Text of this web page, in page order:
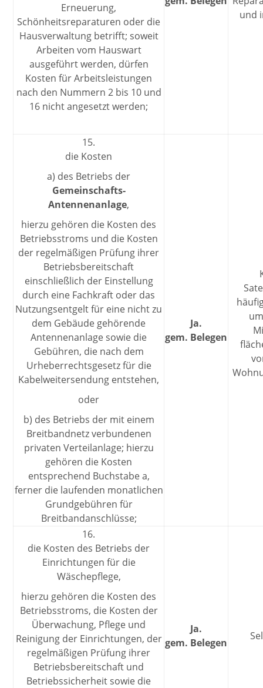
Erneuerung,
Schönheitsreparaturen oder die
Hausverwaltung betrifft; soweit
Arbeiten vom Hauswart
ausgeführt werden, dürfen
Kosten für Arbeitsleistungen
nach den Nummern 2 bis 10 und
16 nicht angesetzt werden;
und
15.
die Kosten
a) des Betriebs der
Gemeinschafts-
Antennenanlage,
hierzu gehören die Kosten des
Betriebsstroms und die Kosten
der regelmäßigen Prüfung ihrer
Betriebsbereitschaft
einschließlich der Einstellung
durch eine Fachkraft oder das
Nutzungsentgelt für eine nicht zu
dem Gebäude gehörende
Antennenanlage sowie die
Gebühren, die nach dem
Urheberrechtsgesetz für die
Kabelweitersendung entstehen,
oder
b) des Betriebs der mit einem
Breitbandnetz verbundenen
privaten Verteilanlage; hierzu
gehören die Kosten
entsprechend Buchstabe a,
ferner die laufenden monatlichen
Grundgebühren für
Breitbandanschlüsse;
Ja.
gem. Belegen
16.
die Kosten des Betriebs der
Einrichtungen für die
Wäschepflege,
hierzu gehören die Kosten des
Betriebsstroms, die Kosten der
Überwachung, Pflege und
Reinigung der Einrichtungen, der
regelmäßigen Prüfung ihrer
Betriebsbereitschaft und
Betriebssicherheit sowie die
Ja.
gem. Belegen